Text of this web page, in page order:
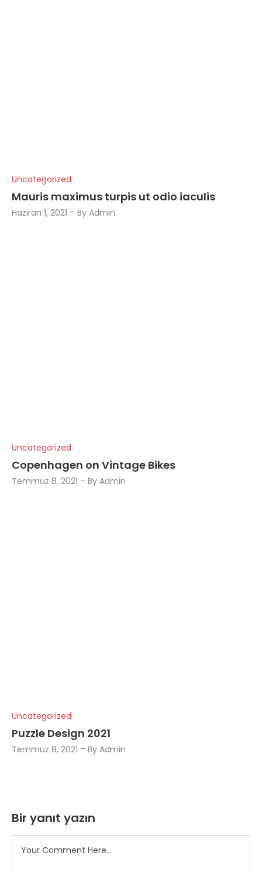
Uncategorized
Mauris maximus turpis ut odio iaculis
Haziran 1, 2021 ByAdmin
Uncategorized
Copenhagen on Vintage Bikes
Temmuz 8, 2021 ByAdmin
Uncategorized
Puzzle Design 2021
Temmuz 8, 2021 ByAdmin
Bir yanıt yazın